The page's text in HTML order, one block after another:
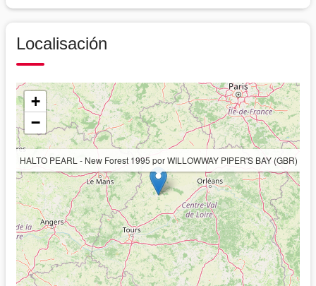
Localisación
HALTO PEARL - New Forest 1995 por WILLOWWAY PIPER'S BAY (GBR)
+
−